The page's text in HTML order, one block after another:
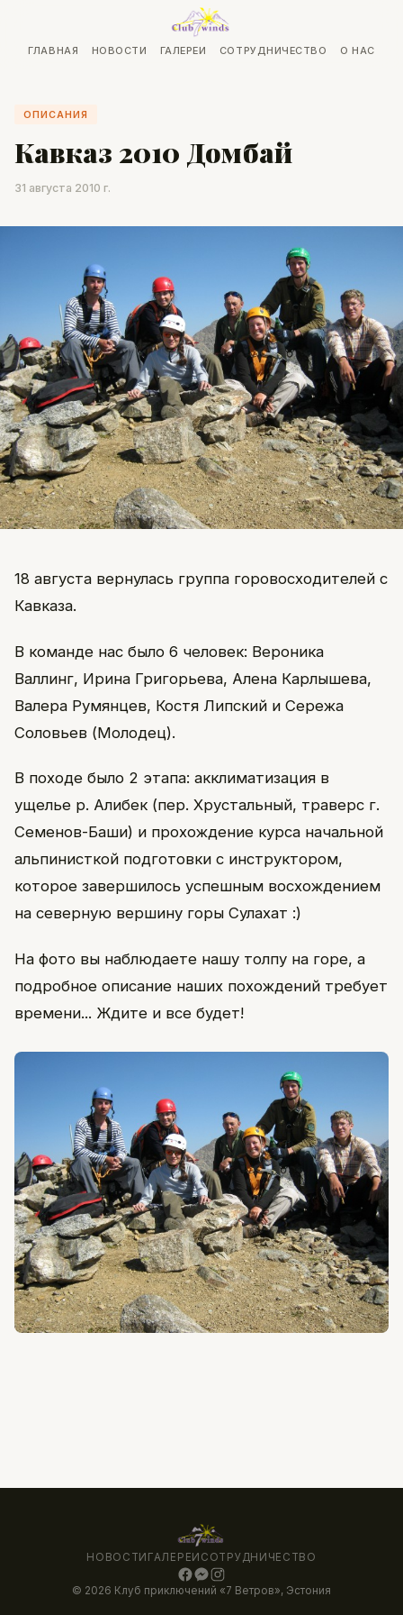
ГЛАВНАЯ НОВОСТИ ГАЛЕРЕИ СОТРУДНИЧЕСТВО О НАС
ОПИСАНИЯ
Кавказ 2010 Домбай
31 августа 2010 г.
18 августа вернулась группа горовосходителей с
Кавказа.
В команде нас было 6 человек: Вероника
Валлинг, Ирина Григорьева, Алена Карлышева,
Валера Румянцев, Костя Липский и Сережа
Соловьев (Молодец).
В походе было 2 этапа: акклиматизация в
ущелье р. Алибек (пер. Хрустальный, траверс г.
Семенов-Баши) и прохождение курса начальной
альпинисткой подготовки с инструктором,
которое завершилось успешным восхождением
на северную вершину горы Сулахат :)
На фото вы наблюдаете нашу толпу на горе, а
подробное описание наших похождений требует
времени... Ждите и все будет!
НОВОСТИ ГАЛЕРЕИ СОТРУДНИЧЕСТВО
© 2026 Клуб приключений «7 Ветров», Эстония